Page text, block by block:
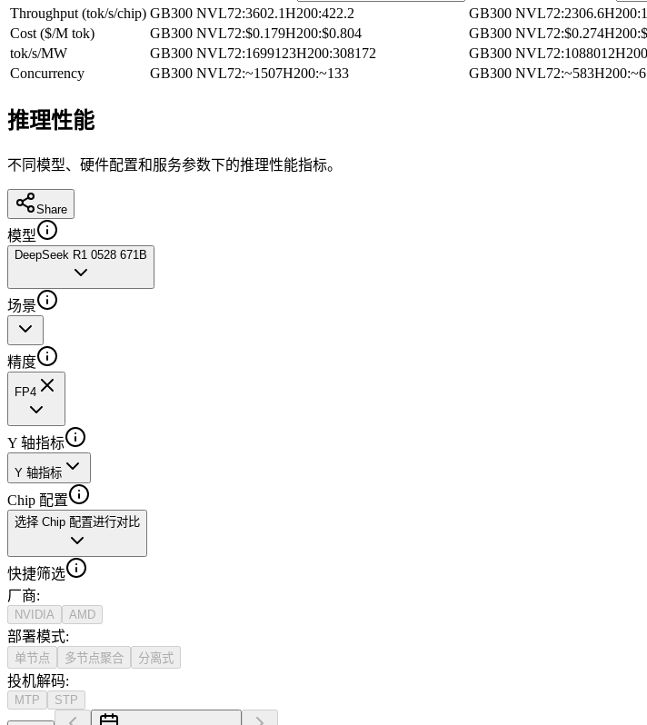
Throughput (tok/s/chip) GB300 NVL72:3602.1H200:422.2 GB300 NVL72:2306.6H200:
Cost ($/M tok)
GB300 NVL72:$0.179H200:$0.804 GB300 NVL72:$0.274H200:
tok/s/MW
GB300 NVL72:1699123H200:308172 GB300 NVL72:1088012H200
Concurrency
GB300 NVL72:~1507H200:~133 GB300 NVL72:~583H200:~6
推理性能
不同模型、硬件配置和服务参数下的推理性能指标。
Share
模型
DeepSeek R1 0528 671B
场景
精度
FP4
Y 轴指标
Y 轴指标
Chip 配置
选择 Chip 配置进行对比
快捷筛选
厂商:
NVIDIA AMD
部署模式:
单节点 多节点聚合 分离式
投机解码:
MTP STP